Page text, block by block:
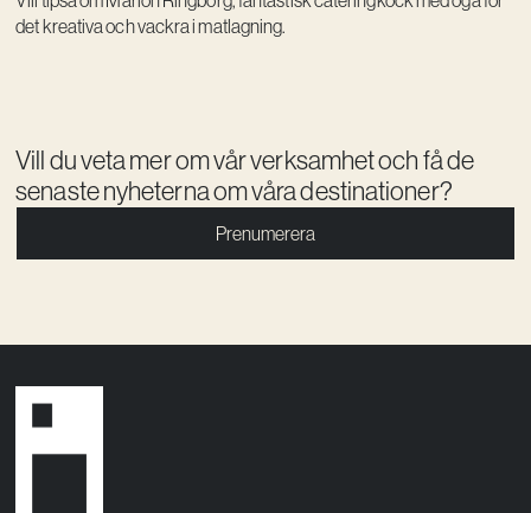
det kreativa och vackra i matlagning.
Vill du veta mer om vår verksamhet och få de
senaste nyheterna om våra destinationer?
Prenumerera